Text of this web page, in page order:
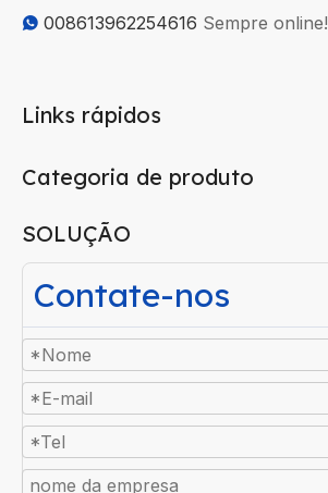
 008613962254616 Sempre online!
Links rápidos
Categoria de produto
SOLUÇÃO
Contate-nos